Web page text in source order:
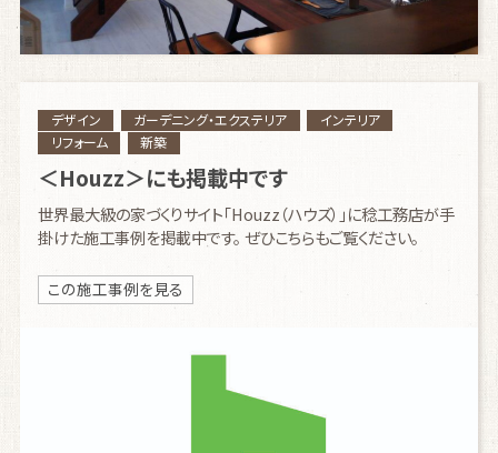
デザイン ガーデニング・エクステリア
インテリア
リフォーム
新築
＜Houzz＞にも掲載中です
世界最大級の家づくりサイト「Houzz（ハウズ）」に稔工務店が手
掛けた施工事例を掲載中です。 ぜひこちらもご覧ください。
この施工事例を見る